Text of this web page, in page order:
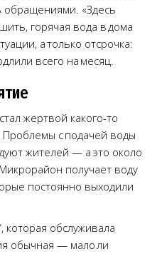
обращениями. «Здесь
горячая вода в дома
а только отсрочка:
всего на месяц.
жертвой какого-то
Проблемы с подачей воды
жителей — а это около
получает воду
постоянно выходили
которая обслуживала
обычная — мало ли